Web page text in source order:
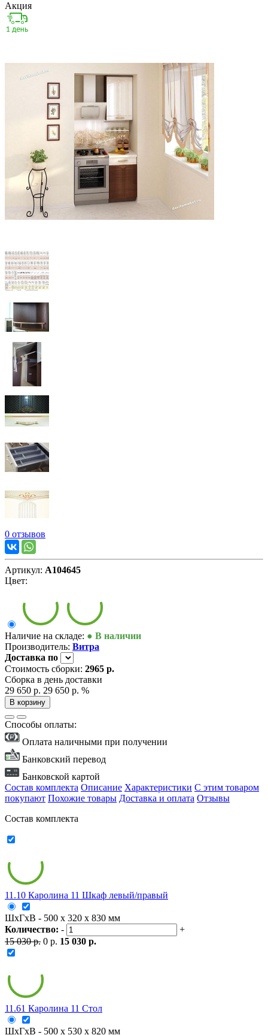
Акция
0 отзывов
Артикул: А104645
Цвет:
Наличие на складе: ● В наличии
Производитель: Витра
Доставка по
Стоимость сборки: 2965 р.
Сборка в день доставки
29 650 р. 29 650 р. %
В корзину
Способы оплаты:
Оплата наличными при получении
Банковский перевод
Банковской картой
Состав комплекта Описание Характеристики С этим товаром
покупают Похожие товары Доставка и оплата Отзывы
Состав комплекта
11.10 Каролина 11 Шкаф левый/правый
ШxГxВ - 500 x 320 x 830 мм
Количество: -
+
15 030 р. 0 р. 15 030 р.
11.61 Каролина 11 Стол
ШxГxВ - 500 x 530 x 820 мм